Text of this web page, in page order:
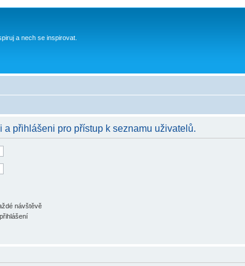
a nech se inspirovat.
přihlášeni pro přístup k seznamu uživatelů.
návštěvě